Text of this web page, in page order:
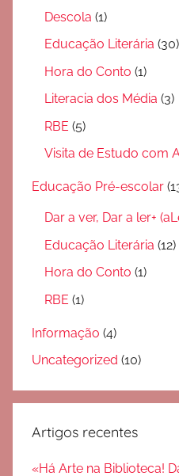
Descola (1)
Educação Literária (30)
Hora do Conto (1)
Literacia dos Média (3)
RBE (5)
Visita de Estudo com
Educação Pré-escolar
Dar a ver, Dar a ler+
Educação Literária (12)
Hora do Conto (1)
RBE (1)
Informação (4)
Uncategorized (10)
Artigos recentes
«Há Arte na Biblioteca!